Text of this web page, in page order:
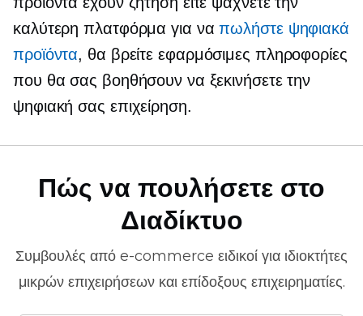
καλύτερη πλατφόρμα για ναπωλήστε ψηφιακά
προϊόντα, θα βρείτε εφαρμόσιμες πληροφορίες
που θα σας βοηθήσουν να ξεκινήσετε την
ψηφιακή σας επιχείρηση.
Πώς να πουλήσετε στο
Διαδίκτυο
Συμβουλές από e-commerce ειδικοί για ιδιοκτήτες
μικρών επιχειρήσεων και επίδοξους επιχειρηματίες.